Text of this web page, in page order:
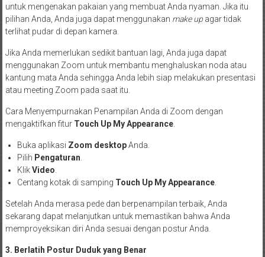
untuk mengenakan pakaian yang membuat Anda nyaman. Jika itu
pilihan Anda, Anda juga dapat menggunakan make upagar tidak
terlihat pudar di depan kamera.
Jika Anda memerlukan sedikit bantuan lagi, Anda juga dapat
menggunakan Zoom untuk membantu menghaluskan noda atau
kantung mata Anda sehingga Anda lebih siap melakukan presentasi
atau meeting Zoom pada saat itu.
Cara Menyempurnakan Penampilan Anda di Zoom dengan
mengaktifkan fitur Touch Up My Appearance.
Buka aplikasi Zoom desktopAnda.
Pilih Pengaturan.
KlikVideo.
Centang kotak di samping Touch Up My Appearance.
Setelah Anda merasa pede dan berpenampilan terbaik, Anda
sekarang dapat melanjutkan untuk memastikan bahwa Anda
memproyeksikan diri Anda sesuai dengan postur Anda.
3. Berlatih Postur Duduk yang Benar